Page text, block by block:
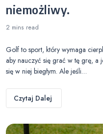
niemożliwy.
2 mins read
Golf to sport, który wymaga
aby nauczyć się grać w tę grę, a
się w niej biegłym. Ale jeśli…
Czytaj Dalej